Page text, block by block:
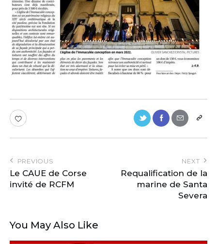
PREVIOUS
Le CAUE de Corse
invité de RCFM
NEXT
Requalification de la
marine de Santa
Severa
You May Also Like